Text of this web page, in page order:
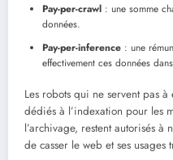
Pay-per-crawl : une somme
données.
Pay-per-inference : une
effectivement ces données
Les robots qui ne servent pas
dédiés à l’indexation pour les
l’archivage, restent autorisés
de casser le web et ses usages